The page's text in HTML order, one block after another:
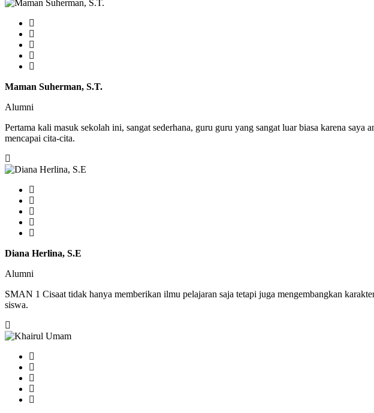
Maman Suherman, S.T.
Alumni
Pertama kali masuk sekolah ini, sangat sederhana, guru guru yang sangat luar biasa karena
mencapai cita-cita.
Diana Herlina, S.E
Alumni
SMAN 1 Cisaat tidak hanya memberikan ilmu pelajaran saja tetapi juga mengembangkan
siswa.